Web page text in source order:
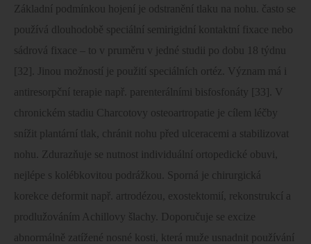
Základní podmínkou hojení je odstranění tlaku na nohu. často se
používá dlouhodobě speciální semirigidní kontaktní fixace nebo
sádrová fixace – to v pruměru v jedné studii po dobu 18 týdnu
[32]. Jinou možností je použití speciálních ortéz. Význam má i
antiresorpční terapie např. parenterálními bisfosfonáty [33]. V
chronickém stadiu Charcotovy osteoartropatie je cílem léčby
snížit plantární tlak, chránit nohu před ulceracemi a stabilizovat
nohu. Zdurazňuje se nutnost individuální ortopedické obuvi,
nejlépe s kolébkovitou podrážkou. Sporná je chirurgická
korekce deformit např. artrodézou, exostektomií, rekonstrukcí a
prodlužováním Achillovy šlachy. Doporučuje se excize
abnormálně zatížené nosné kosti, která muže usnadnit používání